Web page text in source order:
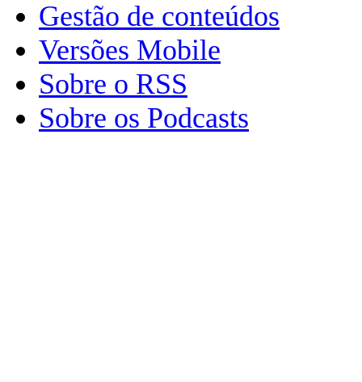
Gestão de conteúdos
Versões Mobile
Sobre o RSS
Sobre os Podcasts